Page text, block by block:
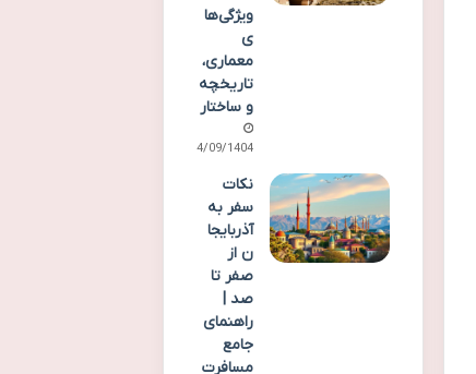
ویژگی‌ها
ی
معماری،
تاریخچه
و ساختار
24/09/1404
نکات
سفر به
آذربایجا
ن از
صفر تا
صد |
راهنمای
جامع
مسافرت